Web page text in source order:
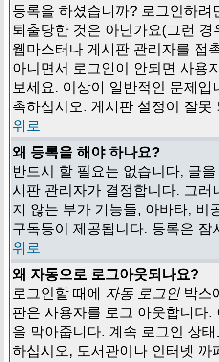
등록을 하셨습니까? 로그인하
퇴출당한 것은 아닌가요(그런
웹마스터나 게시판 관리자를 접
아니면서 로그인이 안되면 사용
보세요. 이상이 일반적인 문제
촉하십시오. 게시판 설정이 잘못
위로
왜 등록을 해야 하나요?
반드시 할 필요는 없습니다, 글
시판 관리자가 결정합니다. 그
지 않는 부가 기능들, 아바타, 비
구독등이 제공됩니다. 등록은
위로
왜 자동으로 로그아웃되나요?
로그인할 때에 자동 로그인박스
판은 사용자를 로그 아웃합니다
을 막아줍니다. 계속 로그인 상
하십시오, 도서관이나 인터넷